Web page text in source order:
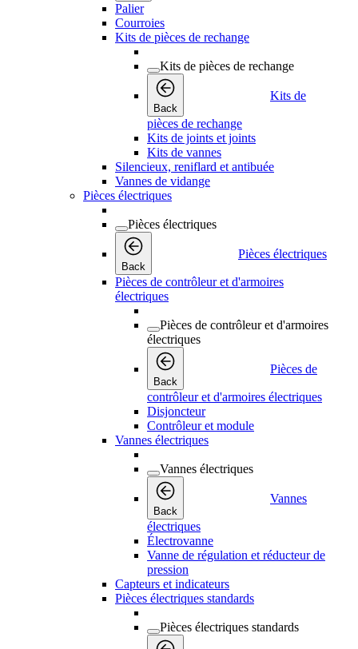
Palier
Courroies
Kits de pièces de rechange
Kits de pièces de rechange
Back
Kits de
pièces de rechange
Kits de joints et joints
Kits de vannes
Silencieux, reniflard et antibuée
Vannes de vidange
Pièces électriques
Pièces électriques
Back
Pièces électriques
Pièces de contrôleur et d'armoires
électriques
Pièces de contrôleur et d'armoires
électriques
Back
Pièces de
contrôleur et d'armoires électriques
Disjoncteur
Contrôleur et module
Vannes électriques
Vannes électriques
Back
Vannes
électriques
Électrovanne
Vanne de régulation et réducteur de
pression
Capteurs et indicateurs
Pièces électriques standards
Pièces électriques standards